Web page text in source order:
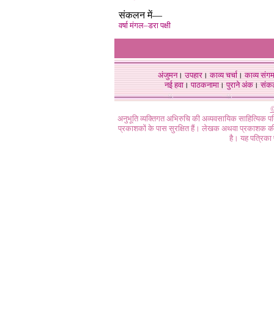
संकलन में—
वर्षा मंगल–डरा पक्षी
अंजुमन।उपहार।काव्य चर्चा।काव्य संगम
नई हवा। पाठकनामा। पुराने अंक।
अनुभूति व्यक्तिगत अभिरुचि की अव्यवसायिक
प्रकाशकों के पास सुरक्षित हैं। लेखक अथवा प्रकाशक की
है। यह पत्रिका